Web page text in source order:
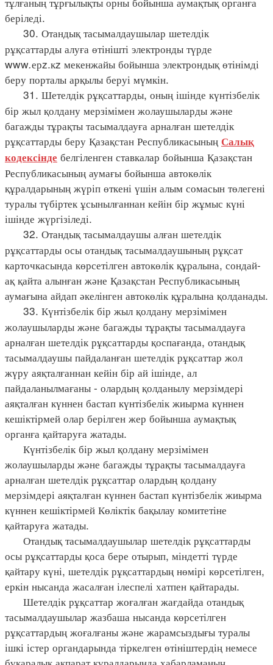
беріледі.
30. Отандық тасымалдаушылар шетелдік
рұқсаттарды алуға өтінішті электронды түрде
www.ерz.кz мекенжайы бойынша электрондық өтінімді
беру порталы арқылы беруі мүмкін.
31. Шетелдік рұқсаттарды, оның ішінде күнтізбелік
бір жыл қолдану мерзімімен жолаушыларды және
багажды тұрақты тасымалдауға арналған шетелдік
рұқсаттарды беру Қазақстан Республикасының Салық
кодексінде белгіленген ставкалар бойынша Қазақстан
Республикасының аумағы бойынша автокөлік
құралдарының жүріп өткені үшін алым сомасын төлегені
туралы түбіртек ұсынылғаннан кейін бір жұмыс күні
ішінде жүргізіледі.
32. Отандық тасымалдаушы алған шетелдік
рұқсаттарды осы отандық тасымалдаушының рұқсат
карточкасында көрсетілген автокөлік құралына, сондай-
ақ қайта алынған және Қазақстан Республикасының
аумағына айдап әкелінген автокөлік құралына қолданады.
33. Күнтізбелік бір жыл қолдану мерзімімен
жолаушыларды және багажды тұрақты тасымалдауға
арналған шетелдік рұқсаттарды қоспағанда, отандық
тасымалдаушы пайдаланған шетелдік рұқсаттар жол
жүру аяқталғаннан кейін бір ай ішінде, ал
пайдаланылмағаны - олардың қолданылу мерзімдері
аяқталған күннен бастап күнтізбелік жиырма күннен
кешіктірмей олар берілген жер бойынша аумақтық
органға қайтаруға жатады.
Күнтізбелік бір жыл қолдану мерзімімен
жолаушыларды және багажды тұрақты тасымалдауға
арналған шетелдік рұқсаттар олардың қолдану
мерзімдері аяқталған күннен бастап күнтізбелік жиырма
күннен кешіктірмей Көліктік бақылау комитетіне
қайтаруға жатады.
Отандық тасымалдаушылар шетелдік рұқсаттарды
осы рұқсаттарды қоса бере отырып, міндетті түрде
қайтару күні, шетелдік рұқсаттардың нөмірі көрсетілген,
еркін нысанда жасалған ілеспелі хатпен қайтарады.
Шетелдік рұқсаттар жоғалған жағдайда отандық
тасымалдаушылар жазбаша нысанда көрсетілген
рұқсаттардың жоғалғаны және жарамсыздығы туралы
ішкі істер органдарында тіркелген өтініштердің немесе